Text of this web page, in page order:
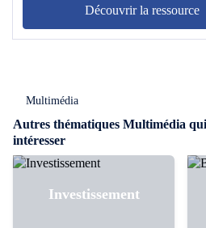
Marmoset pour le rendu final.
Découvrir la ressource
Multimédia
Autres thématiques Multimédia
intéresser
Investissement